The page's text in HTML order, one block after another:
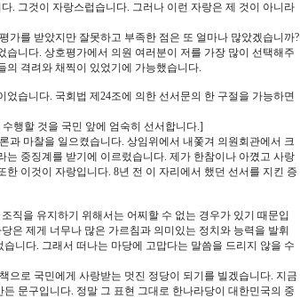
. 그것이 자랑스럽습니다. 그러나 이런 자랑은 제 것이 아니라
가를 받았지만 잘못하고 부족한 점은 또 얼마나 많았겠습니까?
니다. 상호평가에서 의원 여러분이 저를 가장 많이 선택해주
격려와 채찍이 있었기에 가능했습니다.
습니다. 국회법 제24조에 의한 선서문의 한 구절을 가능하면
행할 것을 국민 앞에 엄숙히 선서합니다.]
과 마찰을 일으켰습니다. 상임위에서 내쫓겨 의원회관에서 크
중징계를 받기에 이르렀습니다. 제가 한참이나 아꼈고 사랑
이것이 자랑입니다. 8년 전 이 자리에서 했던 선서를 지킨 증
직을 유지하기 위해서는 어찌할 수 없는 경우가 있기 때문입
은 제게 너무나 많은 가르침과 의미있는 정치와 능력을 발휘
니다. 그래서 떠나는 마당에 고맙다는 말씀을 드리지 않을 수
으로 국민에게 사랑받는 멋진 정당이 되기를 빌겠습니다. 지금
문구입니다. 정말 그 표현 그대로 한나라당이 대한민국의 중